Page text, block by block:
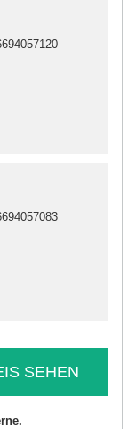
SEHEN